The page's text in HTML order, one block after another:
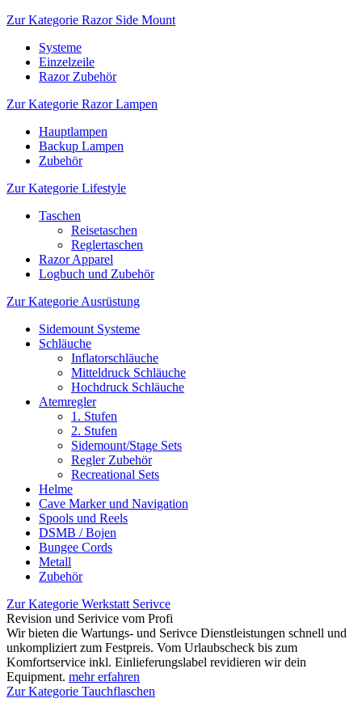
Zur Kategorie Razor Side Mount
Systeme
Einzelzeile
Razor Zubehör
Zur Kategorie Razor Lampen
Hauptlampen
Backup Lampen
Zubehör
Zur Kategorie Lifestyle
Taschen
Reisetaschen
Reglertaschen
Razor Apparel
Logbuch und Zubehör
Zur Kategorie Ausrüstung
Sidemount Systeme
Schläuche
Inflatorschläuche
Mitteldruck Schläuche
Hochdruck Schläuche
Atemregler
1. Stufen
2. Stufen
Sidemount/Stage Sets
Regler Zubehör
Recreational Sets
Helme
Cave Marker und Navigation
Spools und Reels
DSMB / Bojen
Bungee Cords
Metall
Zubehör
Zur Kategorie Werkstatt Serivce
Revision und Serivice vom Profi
Wir bieten die Wartungs- und Serivce Dienstleistungen schnell und
unkompliziert zum Festpreis. Vom Urlaubscheck bis zum
Komfortservice inkl. Einlieferungslabel revidieren wir dein
Equipment. mehr erfahren
Zur Kategorie Tauchflaschen